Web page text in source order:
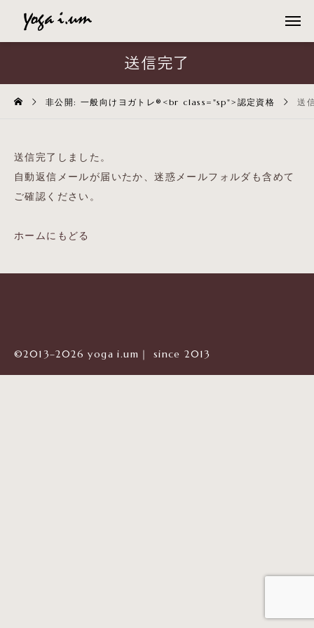
送信完了
非公開: 一般向けヨガトレ®<br class="sp">認定資格 送
送信完了しました。
自動返信メールが届いたか、迷惑メールフォルダも含めて
ご確認ください。
ホームにもどる
©2013–2026 yoga i.um｜ since 2013